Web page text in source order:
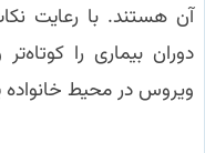
آن هستند. با رعایت
دوران بیماری را
ویروس در محیط خانواده